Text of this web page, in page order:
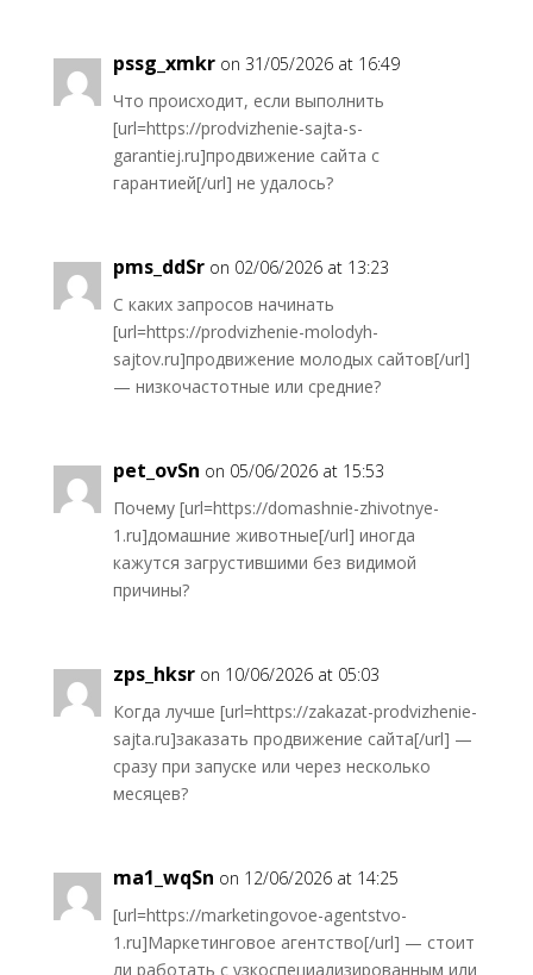
pssg_xmkr on 31/05/2026 at 16:49
Что происходит, если выполнить
[url=https://prodvizhenie-sajta-s-
garantiej.ru]продвижение сайта с
гарантией[/url] не удалось?
pms_ddSr on 02/06/2026 at 13:23
С каких запросов начинать
[url=https://prodvizhenie-molodyh-
sajtov.ru]продвижение молодых сайтов[/url]
— низкочастотные или средние?
pet_ovSn on 05/06/2026 at 15:53
Почему [url=https://domashnie-zhivotnye-
1.ru]домашние животные[/url] иногда
кажутся загрустившими без видимой
причины?
zps_hksr on 10/06/2026 at 05:03
Когда лучше [url=https://zakazat-prodvizhenie-
sajta.ru]заказать продвижение сайта[/url] —
сразу при запуске или через несколько
месяцев?
ma1_wqSn on 12/06/2026 at 14:25
[url=https://marketingovoe-agentstvo-
1.ru]Маркетинговое агентство[/url] — стоит
ли работать с узкоспециализированным или